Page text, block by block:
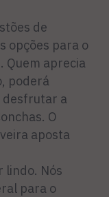
de
opções para o
Quem aprecia
poderá
desfrutar a
O
aposta
lindo. Nós
para o